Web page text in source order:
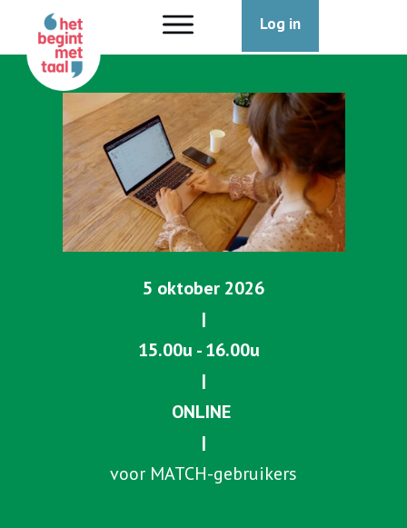
Log in
5 oktober 2026
|
15.00u - 16.00u
|
ONLINE
|
voor MATCH-gebruikers